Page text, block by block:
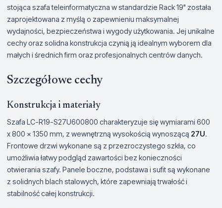
stojąca szafa teleinformatyczna w standardzie Rack 19" została
zaprojektowana z myślą o zapewnieniu maksymalnej
wydajności, bezpieczeństwa i wygody użytkowania. Jej unikalne
cechy oraz solidna konstrukcja czynią ją idealnym wyborem dla
małych i średnich firm oraz profesjonalnych centrów danych.
Szczegółowe cechy
Konstrukcja i materiały
Szafa LC-R19-S27U600800 charakteryzuje się wymiarami 600
x 800 x 1350 mm, z wewnętrzną wysokością wynoszącą 27U.
Frontowe drzwi wykonane są z przezroczystego szkła, co
umożliwia łatwy podgląd zawartości bez konieczności
otwierania szafy. Panele boczne, podstawa i sufit są wykonane
z solidnych blach stalowych, które zapewniają trwałość i
stabilność całej konstrukcji.